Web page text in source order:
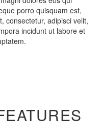
porro quisquam est,
consectetur, adipisci velit,
incidunt ut labore et